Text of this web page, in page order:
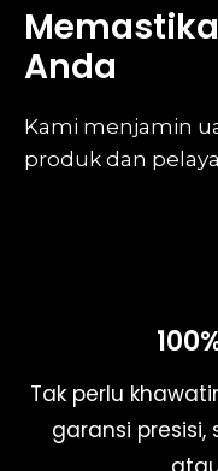
Anda
Kami menjamin
produk dan
Tak perlu
garansi